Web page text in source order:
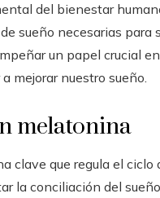
del bienestar
sueño necesarias
un papel crucial
mejorar nuestro sueño.
melatonina
clave que regula el
la conciliación del